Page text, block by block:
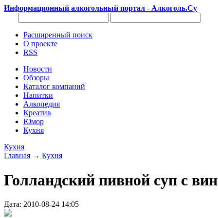
Информационный алкогольный портал - Алкоголь.Су
Расширенный поиск
О проекте
RSS
Новости
Обзоры
Каталог компаний
Напитки
Алкопедия
Креатив
Юмор
Кухня
Кухня
Главная → Кухня
Голландский пивной суп с
Дата: 2010-08-24 14:05